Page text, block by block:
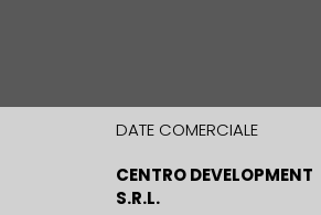
DATE COMERCIALE
CENTRO DEVELOPMENT
S.R.L.